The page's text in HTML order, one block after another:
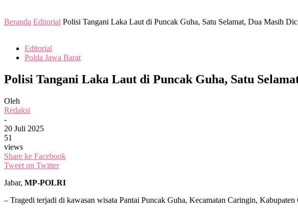
Beranda Editorial Polisi Tangani Laka Laut di Puncak Guha, Satu Selamat, Dua Masih
Editorial
Polda Jawa Barat
Polisi Tangani Laka Laut di Puncak Guha, Satu
Oleh
Redaksi
-
20 Juli 2025
51
views
Share ke Facebook
Tweet on Twitter
Jabar, MP-POLRI
– Tragedi terjadi di kawasan wisata Pantai Puncak Guha, Kecamatan Caringin,